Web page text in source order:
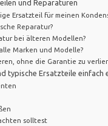
und Reparaturen
Ersatzteil für meinen
Reparatur?
bei älteren Modellen?
Marken und Modelle?
ohne die Garantie zu
typische Ersatzteile einfach
solltest